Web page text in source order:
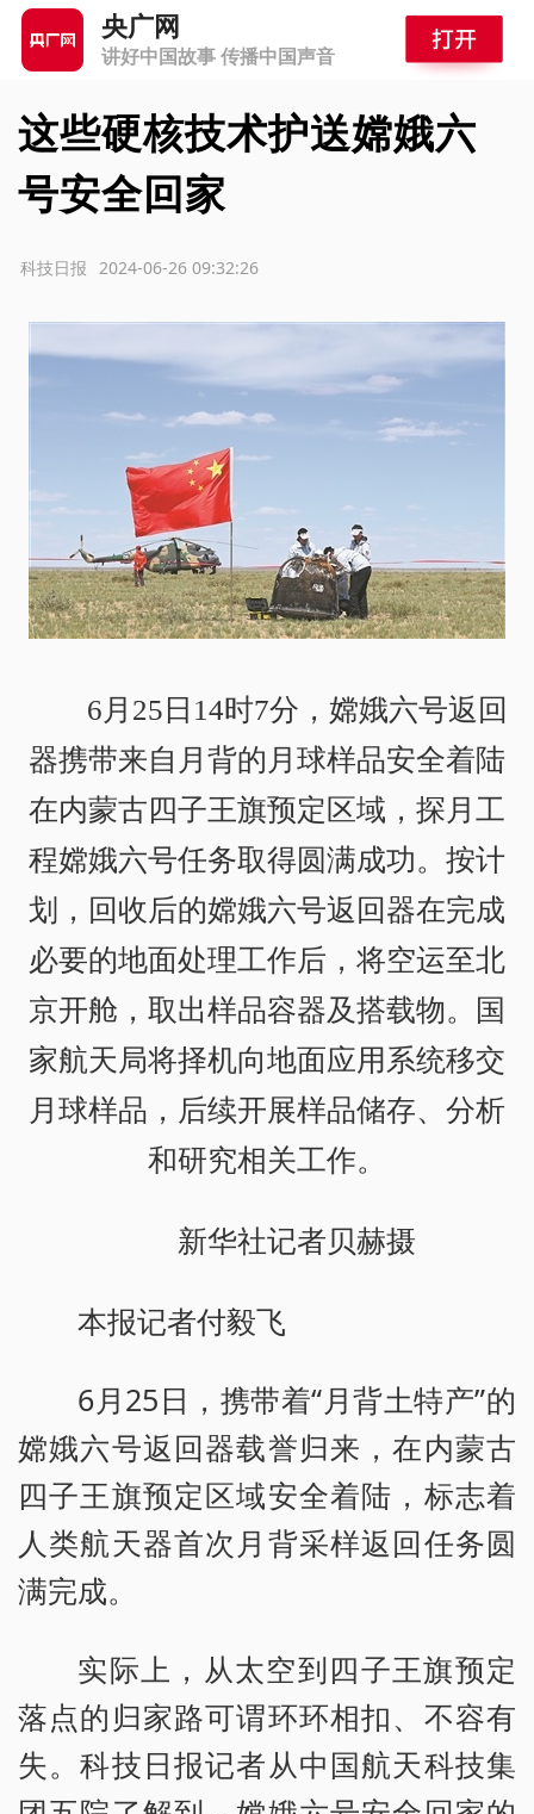
央广网
讲好中国故事 传播中国声音
这些硬核技术护送嫦娥六
号安全回家
2024-06-26 09:32:26
科技日报
6月25日14时7分，嫦娥六号返回
器携带来自月背的月球样品安全着陆
在内蒙古四子王旗预定区域，探月工
程嫦娥六号任务取得圆满成功。按计
划，回收后的嫦娥六号返回器在完成
必要的地面处理工作后，将空运至北
京开舱，取出样品容器及搭载物。国
家航天局将择机向地面应用系统移交
月球样品，后续开展样品储存、分析
和研究相关工作。
新华社记者贝赫摄
本报记者付毅飞
6月25日，携带着“月背土特产”的
嫦娥六号返回器载誉归来，在内蒙古
四子王旗预定区域安全着陆，标志着
人类航天器首次月背采样返回任务圆
满完成。
实际上，从太空到四子王旗预定
落点的归家路可谓环环相扣、不容有
失。科技日报记者从中国航天科技集